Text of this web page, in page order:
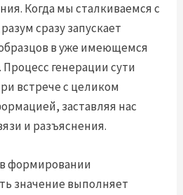
Когда мы сталкиваемся с
сразу запускает
в уже имеющемся
генерации сути
встрече с целиком
заставляя нас
и разъяснения.
формировании
значение выполняет